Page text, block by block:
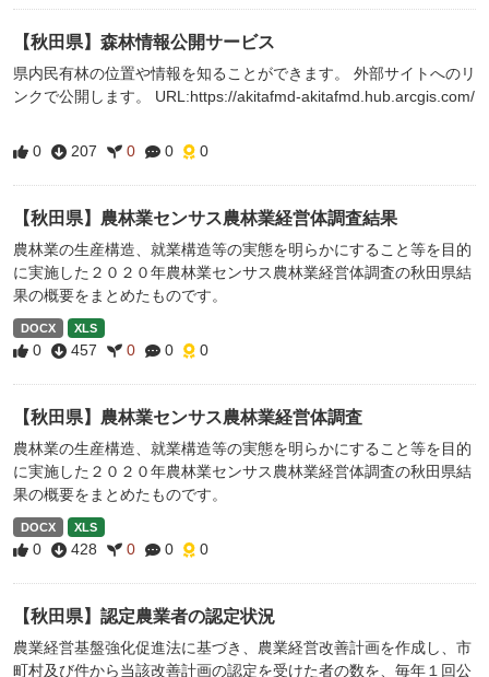
【秋田県】森林情報公開サービス
県内民有林の位置や情報を知ることができます。 外部サイトへのリ
ンクで公開します。 URL:https://akitafmd-akitafmd.hub.arcgis.com/
0 207 0 0 0
【秋田県】農林業センサス農林業経営体調査結果
農林業の生産構造、就業構造等の実態を明らかにすること等を目的
に実施した２０２０年農林業センサス農林業経営体調査の秋田県結
果の概要をまとめたものです。
DOCX XLS
0 457 0 0 0
【秋田県】農林業センサス農林業経営体調査
農林業の生産構造、就業構造等の実態を明らかにすること等を目的
に実施した２０２０年農林業センサス農林業経営体調査の秋田県結
果の概要をまとめたものです。
DOCX XLS
0 428 0 0 0
【秋田県】認定農業者の認定状況
農業経営基盤強化促進法に基づき、農業経営改善計画を作成し、市
町村及び件から当該改善計画の認定を受けた者の数を、毎年１回公